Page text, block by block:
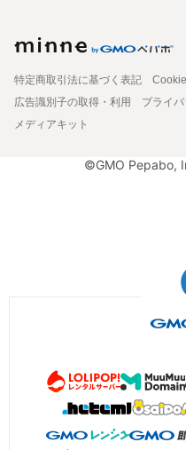
特定商取引法に基づく表記
広告識別子の取得・利用
プライ
メディアキット
©GMO Pepabo,